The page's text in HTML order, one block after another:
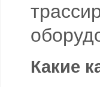
Какие